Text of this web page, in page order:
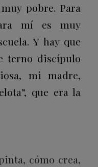
pobre. Para
mí es muy
Y hay que
terno discípulo
mi madre,
que era la
cómo crea,